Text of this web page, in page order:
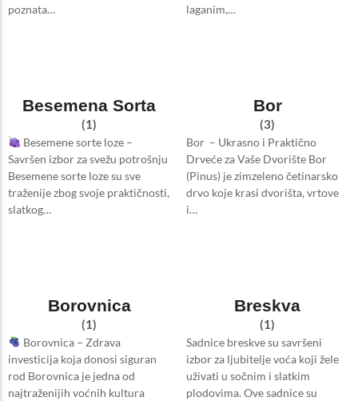
poznata…
laganim,…
Besemena Sorta
(1)
Besemene sorte loze –
Savršen izbor za svežu potrošnju
Besemene sorte loze su sve
traženije zbog svoje praktičnosti,
slatkog…
Bor
(3)
Bor – Ukrasno i Praktično
Drveće za Vaše Dvorište Bor
(Pinus) je zimzeleno četinarsko
drvo koje krasi dvorišta, vrtove
i…
Borovnica
(1)
Borovnica – Zdrava
investicija koja donosi siguran
rod Borovnica je jedna od
najtraženijih voćnih kultura
Breskva
(1)
Sadnice breskve su savršeni
izbor za ljubitelje voća koji žele
uživati u sočnim i slatkim
plodovima. Ove sadnice su